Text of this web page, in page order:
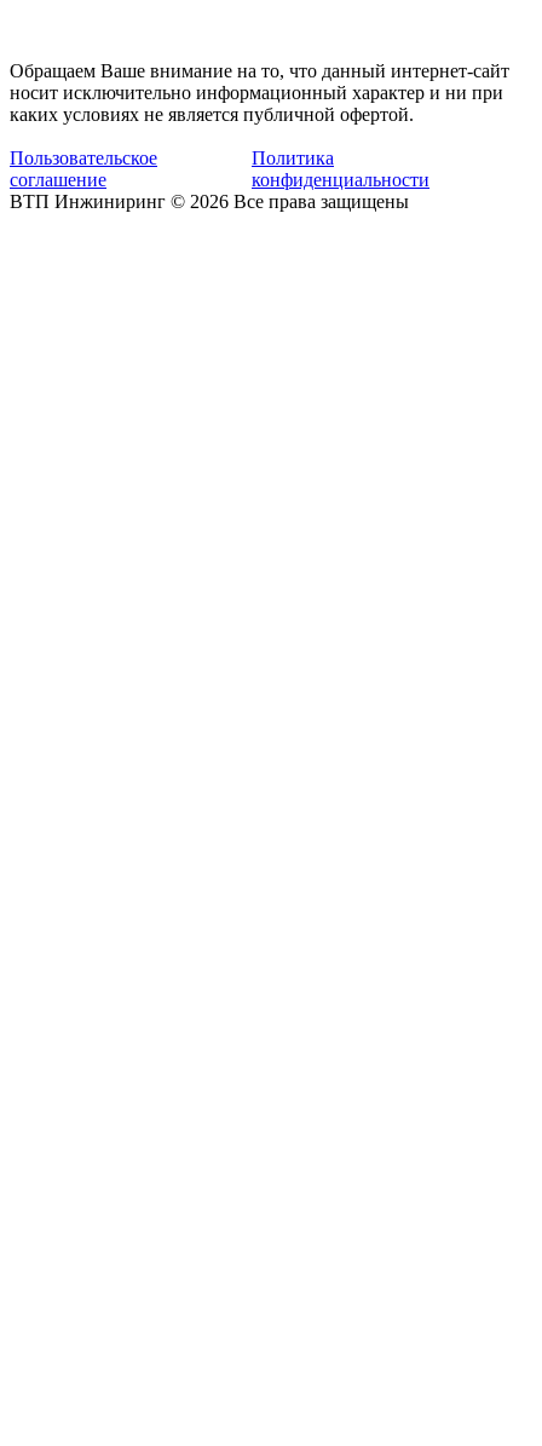
Обращаем Ваше внимание на то, что данный интернет-сайт
носит исключительно информационный характер и ни при
каких условиях не является публичной офертой.
Пользовательское
соглашение
Политика
конфиденциальности
ВТП Инжиниринг © 2026 Все права защищены